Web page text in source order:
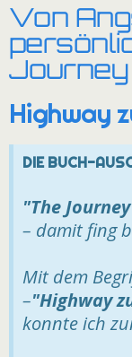
Von
Journey
Highway
DIE BUCH-
"The
– damit fing
Mit dem
–"Highway
konnte ich